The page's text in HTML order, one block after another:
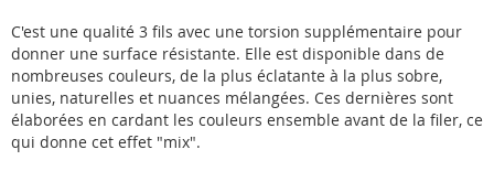
C'est une qualité 3 fils avec une torsion supplémentaire pour
donner une surface résistante. Elle est disponible dans de
nombreuses couleurs, de la plus éclatante à la plus sobre,
unies, naturelles et nuances mélangées. Ces dernières sont
élaborées en cardant les couleurs ensemble avant de la filer, ce
qui donne cet effet "mix".